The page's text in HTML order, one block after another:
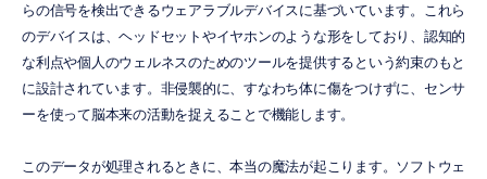
らの信号を検出できるウェアラブルデバイスに基づいています。これら
のデバイスは、ヘッドセットやイヤホンのような形をしており、認知的
な利点や個人のウェルネスのためのツールを提供するという約束のもと
に設計されています。非侵襲的に、すなわち体に傷をつけずに、センサ
ーを使って脳本来の活動を捉えることで機能します。
このデータが処理されるときに、本当の魔法が起こります。ソフトウェ